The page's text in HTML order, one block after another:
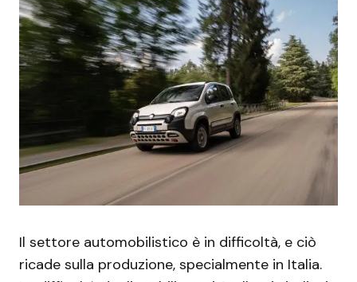
Il settore automobilistico è in difficoltà, e ciò
ricade sulla produzione, specialmente in Italia.